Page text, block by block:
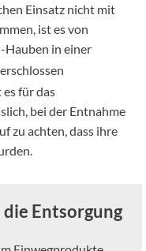
Einsatz nicht mit
ist es von
Hauben in einer
für das
bei der Entnahme
zu achten, dass ihre
Entsorgung